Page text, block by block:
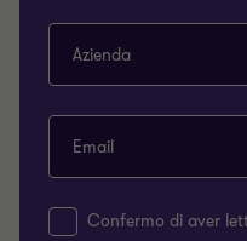
Azienda
Email
Confermo di aver